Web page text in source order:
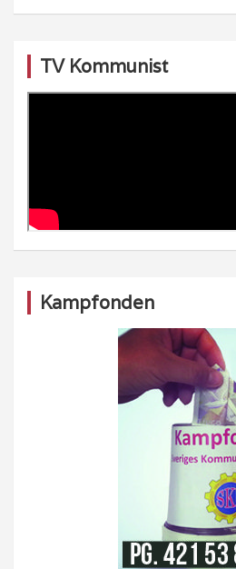
TV Kommunist
Kampfonden